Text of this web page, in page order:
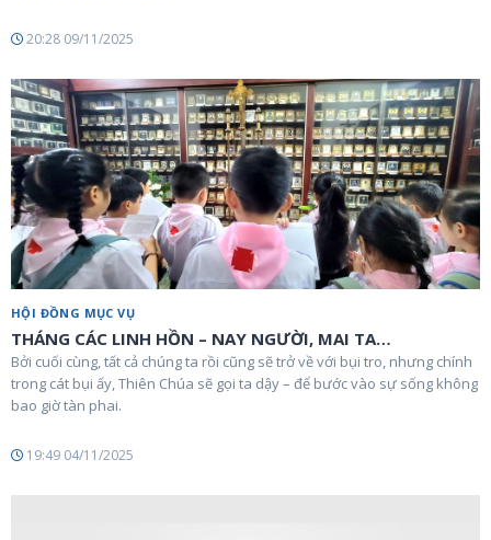
20:28 09/11/2025
HỘI ĐỒNG MỤC VỤ
THÁNG CÁC LINH HỒN – NAY NGƯỜI, MAI TA…
Bởi cuối cùng, tất cả chúng ta rồi cũng sẽ trở về với bụi tro, nhưng chính
trong cát bụi ấy, Thiên Chúa sẽ gọi ta dậy – để bước vào sự sống không
bao giờ tàn phai.
19:49 04/11/2025